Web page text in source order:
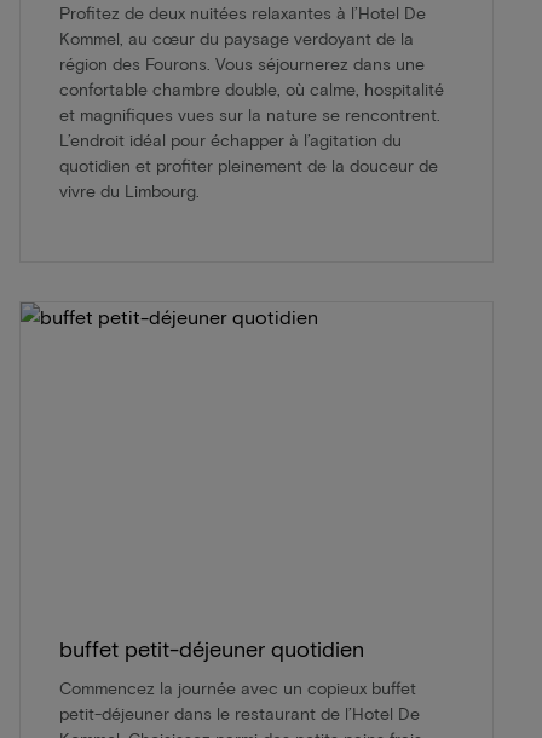
Profitez de deux nuitées relaxantes à l’Hotel De
Kommel, au cœur du paysage verdoyant de la
région des Fourons. Vous séjournerez dans une
confortable chambre double, où calme, hospitalité
et magnifiques vues sur la nature se rencontrent.
L’endroit idéal pour échapper à l’agitation du
quotidien et profiter pleinement de la douceur de
vivre du Limbourg.
buffet petit-déjeuner quotidien
Commencez la journée avec un copieux buffet
petit-déjeuner dans le restaurant de l’Hotel De